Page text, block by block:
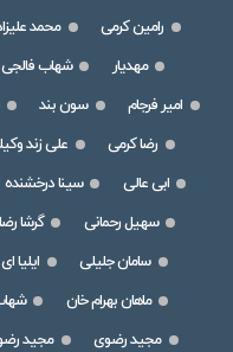
رامین کرمی
محمد
مهدیار
شهاب فالجی
امیر فرجام
سون بند
رضا کرمی
علی زند
ابی عالی
سینا درخشنده
سهیل رحمانی
گرشا
سامان جلیلی
ایلیا
ماهان بهرام خان
مجید رضوی
مجید